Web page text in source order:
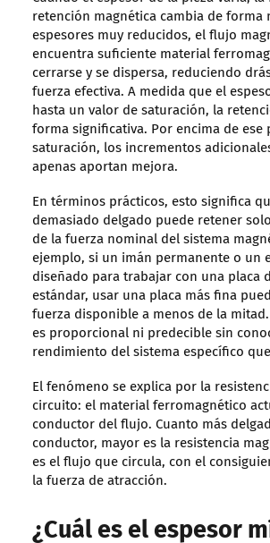
retención magnética cambia de forma
espesores muy reducidos, el flujo
encuentra suficiente material
cerrarse y se dispersa, reduciendo
fuerza efectiva. A medida que el
hasta un valor de saturación, la
forma significativa. Por encima de ese
saturación, los incrementos
apenas aportan mejora.
En términos prácticos, esto significa
demasiado delgado puede retener
de la fuerza nominal del sistema
ejemplo, si un imán permanente o un
diseñado para trabajar con una placa
estándar, usar una placa más fina
fuerza disponible a menos de la
es proporcional ni predecible sin
rendimiento del sistema específico
El fenómeno se explica por la
circuito: el material ferromagnético
conductor del flujo. Cuanto más
conductor, mayor es la resistencia
es el flujo que circula, con el
la fuerza de atracción.
¿Cuál es el espesor